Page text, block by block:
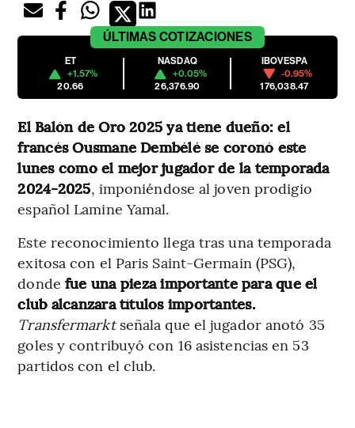
ÚLTIMAS COTIZACIONES
ET
+1.57%
20.66
NASDAQ
+0.05%
26,376.90
IBOVESPA
-0.95%
176,038.47
El Balón de Oro 2025 ya tiene dueño: el
francés Ousmane Dembélé se coronó este
lunes como el mejor jugador de la temporada
2024-2025, imponiéndose al joven prodigio
español Lamine Yamal.
Este reconocimiento llega tras una temporada
exitosa con el Paris Saint-Germain (PSG),
donde fue una pieza importante para que el
club alcanzara títulos importantes.
Transfermarktseñala que el jugador anotó 35
goles y contribuyó con 16 asistencias en 53
partidos con el club.